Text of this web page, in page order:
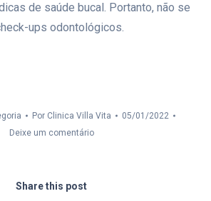
de saúde bucal. Portanto, não se
ups odontológicos.
Por Clinica Villa Vita
05/01/2022
Deixe um comentário
Share this post